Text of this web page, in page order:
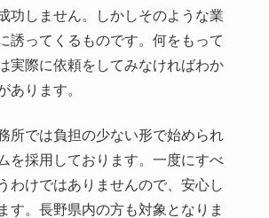
功しません。しかしそのような業
誘ってくるものです。何をもって
実際に依頼をしてみなければわか
あります。
所では負担の少ない形で始められ
を採用しております。一度にすべ
わけではありませんので、安心し
す。長野県内の方も対象となりま